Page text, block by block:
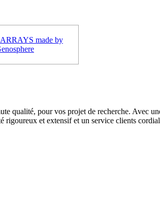
qualité, pour vos projet de recherche. Avec
et extensif et un service clients